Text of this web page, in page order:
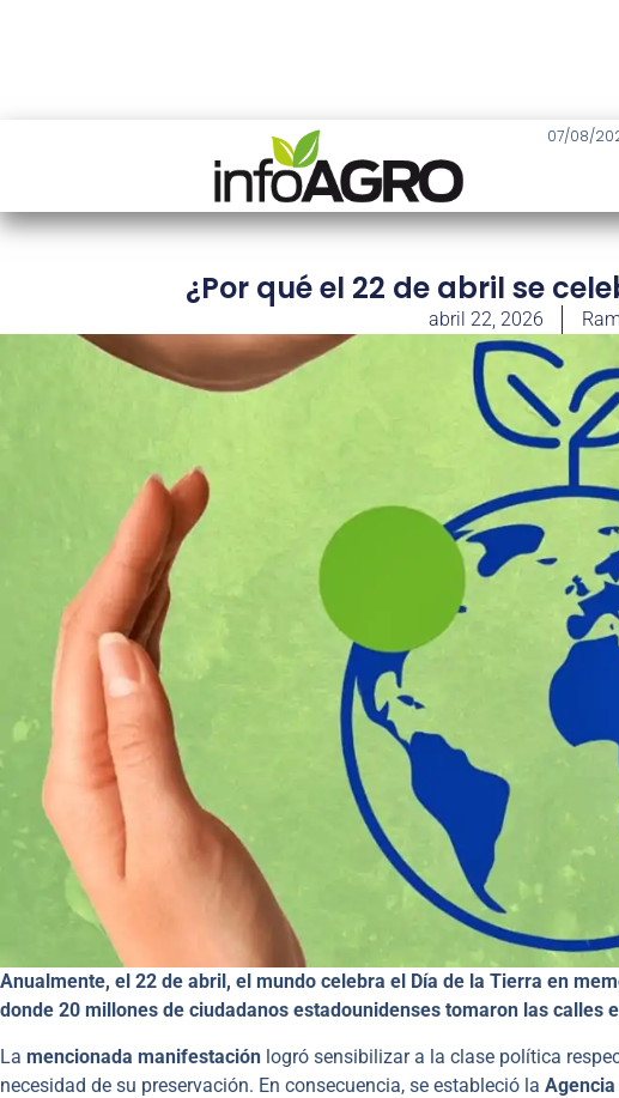
07/08/
¿Por qué el 22 de abril se
abril 22, 2026
Anualmente, el 22 de abril, el mundo celebra el Día de la Tierra en
donde 20 millones de ciudadanos estadounidenses tomaron las calles
La mencionada manifestación logró sensibilizar a la clase política
necesidad de su preservación. En consecuencia, se estableció la